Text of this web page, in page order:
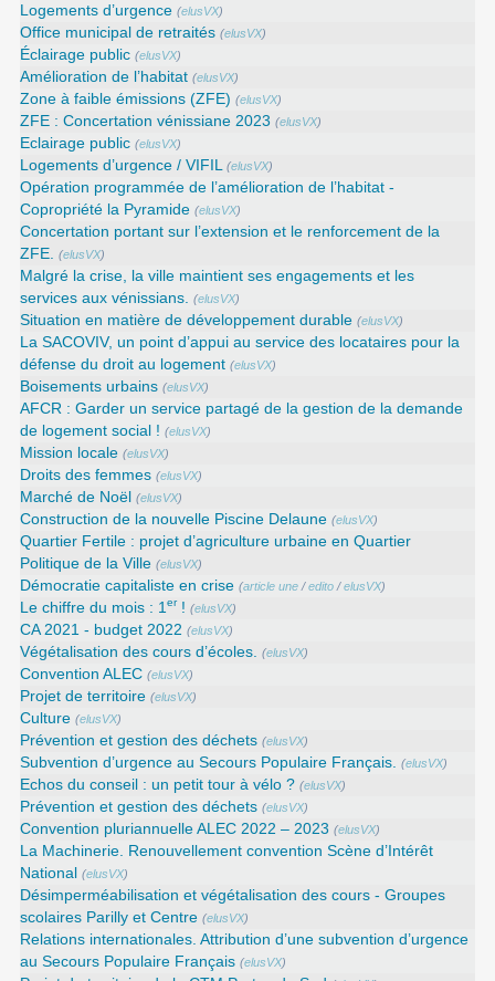
Logements d’urgence (elusVX)
Office municipal de retraités (elusVX)
Éclairage public (elusVX)
Amélioration de l’habitat (elusVX)
Zone à faible émissions (ZFE) (elusVX)
ZFE : Concertation vénissiane 2023 (elusVX)
Eclairage public (elusVX)
Logements d’urgence / VIFIL (elusVX)
Opération programmée de l’amélioration de l’habitat -
Copropriété la Pyramide (elusVX)
Concertation portant sur l’extension et le renforcement de la
ZFE.
(elusVX)
Malgré la crise, la ville maintient ses engagements et les
services aux vénissians.
(elusVX)
Situation en matière de développement durable (elusVX)
La SACOVIV, un point d’appui au service des locataires pour la
défense du droit au logement (elusVX)
Boisements urbains (elusVX)
AFCR : Garder un service partagé de la gestion de la demande
de logement social ! (elusVX)
Mission locale (elusVX)
Droits des femmes (elusVX)
Marché de Noël (elusVX)
Construction de la nouvelle Piscine Delaune (elusVX)
Quartier Fertile : projet d’agriculture urbaine en Quartier
Politique de la Ville (elusVX)
Démocratie capitaliste en crise (article une /edito /elusVX)
Le chiffre du mois : 1er! (elusVX)
CA 2021 - budget 2022 (elusVX)
Végétalisation des cours d’écoles. (elusVX)
Convention ALEC (elusVX)
Projet de territoire (elusVX)
Culture (elusVX)
Prévention et gestion des déchets (elusVX)
Subvention d’urgence au Secours Populaire Français. (elusVX)
Echos du conseil : un petit tour à vélo ? (elusVX)
Prévention et gestion des déchets (elusVX)
Convention pluriannuelle ALEC 2022 – 2023 (elusVX)
La Machinerie. Renouvellement convention Scène d’Intérêt
National (elusVX)
Désimperméabilisation et végétalisation des cours - Groupes
scolaires Parilly et Centre (elusVX)
Relations internationales. Attribution d’une subvention d’urgence
au Secours Populaire Français (elusVX)